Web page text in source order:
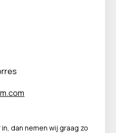
dan nemen wij graag zo